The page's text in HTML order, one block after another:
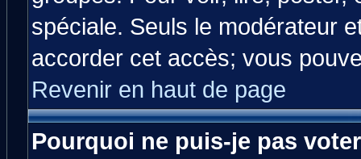
spéciale. Seuls le modérateur
accorder cet accès; vous
Revenir en haut de page
Pourquoi ne puis-je pas